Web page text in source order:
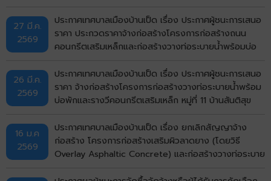
27 มี.ค.
2569
ประกาศเทศบาลเมืองบ้านเป็ด เรื่อง ประกาศผู้ชนะการเสนอ
ราคา ประกวดราคาจ้างก่อสร้างโครงการก่อสร้างถนน
คอนกรีตเสริมเหล็กและก่อสร้างวางท่อระบายน้ำพร้อมบ่อ
(หน้าศาลาอเนกประสงค์สามแยก ถึงบ้านนางสุพร) ตำบล
บ้านเป็ด อำเภอเมืองขอนแก่น จังหวัดขอนแก่น ด้วยวิธี
ประกวดราคาอิเล็กทรอนิกส์ (e-bidding)
26 มี.ค.
2569
ประกาศเทศบาลเมืองบ้านเป็ด เรื่อง ประกาศผู้ชนะการเสนอ
ราคา จ้างก่อสร้างโครงการก่อสร้างวางท่อระบายน้ำพร้อม
บ่อพักและรางวีคอนกรีตเสริมเหล็ก หมู่ที่ 11 บ้านสันติสุข
ขอนแก่น โดยวิธีคัดเลือก
16 ม.ค
2569
ประกาศเทศบาลเมืองบ้านเป็ด เรื่อง ยกเลิกสัญญาจ้าง
ก่อสร้าง โครงการก่อสร้างเสริมผิวลาดยาง (โดยวิธี
Overlay Asphaltic Concrete) และก่อสร้างวางท่อระบาย